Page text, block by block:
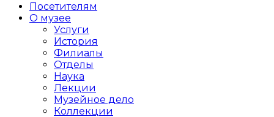
Посетителям
О музее
Услуги
История
Филиалы
Отделы
Наука
Лекции
Музейное дело
Коллекции